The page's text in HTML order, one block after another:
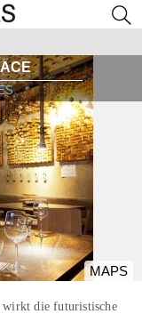
MAPS
wirkt die futuristische